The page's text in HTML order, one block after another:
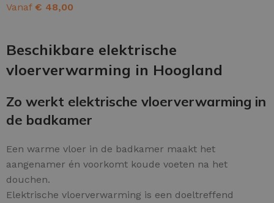
Vanaf € 48,00
Beschikbare elektrische
vloerverwarming in Hoogland
Zo werkt elektrische vloerverwarming in
de badkamer
Een warme vloer in de badkamer maakt het
aangenamer én voorkomt koude voeten na het
douchen.
Elektrische vloerverwarming is een doeltreffend